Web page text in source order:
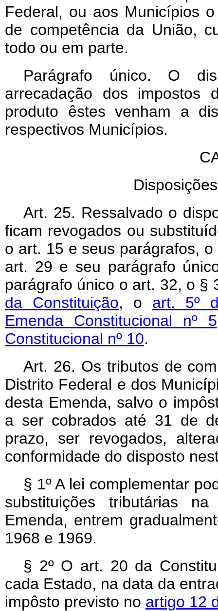
Federal, ou aos Municípios
de competência da União,
todo ou em parte.
Parágrafo único. O
arrecadação dos impostos
produto êstes venham a
respectivos Municípios.
Art. 25. Ressalvado o
ficam revogados ou
o art. 15 e seus parágrafos,
art. 29 e seu parágrafo
parágrafo único o art. 32, o §
da Constituição, o art. 5º
Emenda Constitucional nº 5
Constitucional nº 10.
Art. 26. Os tributos de
Distrito Federal e dos
desta Emenda, salvo o
a ser cobrados até 31 de
prazo, ser revogados,
conformidade do disposto
§ 1º A lei complementar
substituições tributárias
Emenda, entrem
1968 e 1969.
§ 2º O art. 20 da
cada Estado, na data da
impôsto previsto no artigo 12